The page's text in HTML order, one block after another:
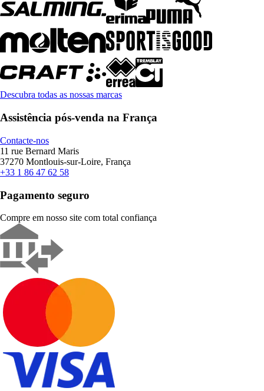
Descubra todas as nossas marcas
Assistência pós-venda na França
Contacte-nos
11 rue Bernard Maris
37270 Montlouis-sur-Loire, França
+33 1 86 47 62 58
Pagamento seguro
Compre em nosso site com total confiança